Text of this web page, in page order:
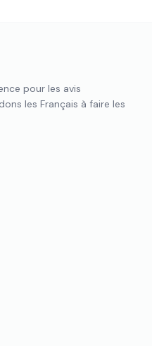
pour les avis
les Français à faire les